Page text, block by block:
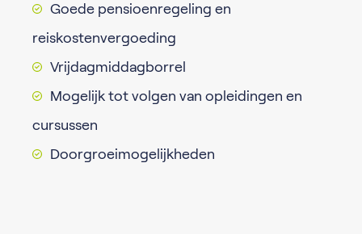
Goede pensioenregeling en
reiskostenvergoeding
Vrijdagmiddagborrel
Mogelijk tot volgen van opleidingen en
cursussen
Doorgroeimogelijkheden